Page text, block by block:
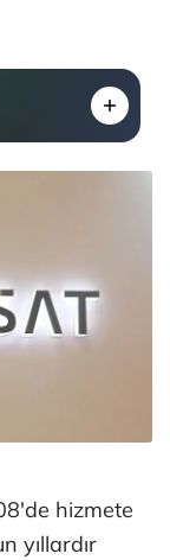
hizmete
yıllardır